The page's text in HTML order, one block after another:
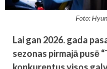
Foto:
Lai gan 2026. gada
sezonas pirmajā pusē